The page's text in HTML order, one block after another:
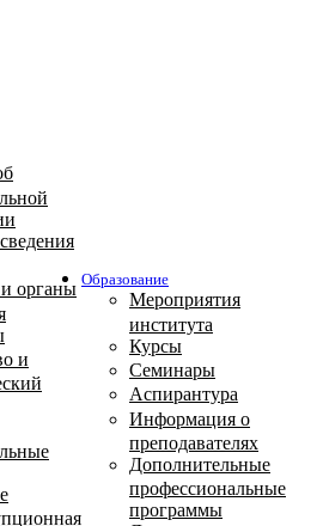
органы
и
Образование
Мероприятия
института
Курсы
Семинары
Аспирантура
Информация о
преподавателях
Дополнительные
профессиональные
программы